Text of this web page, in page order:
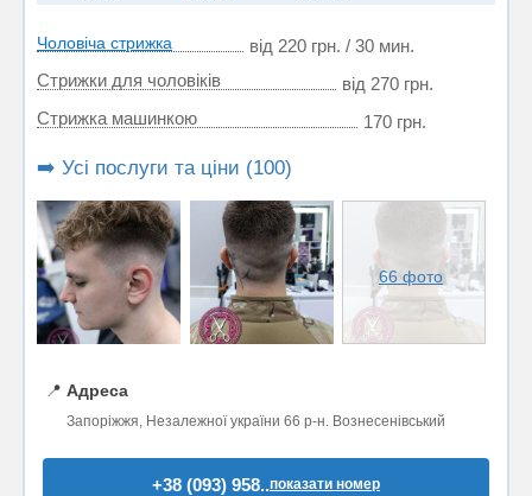
Чоловіча стрижка
від 220 грн. / 30 мин.
Стрижки для чоловіків
від 270 грн.
Стрижка машинкою
170 грн.
➡️ Усі послуги та ціни (100)
66 фото
📍 Адреса
Запоріжжя, Незалежної україни 66 р-н. Вознесенівський
+38 (093) 958..показати номер